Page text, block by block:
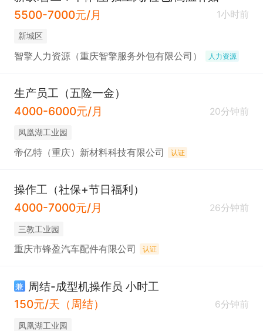
5500-7000元/月
1小时前
新城区
智擎人力资源（重庆智擎服务外包有限公司） 人力资源
生产员工（五险一金）
4000-6000元/月
20分钟前
凤凰湖工业园
帝亿特（重庆）新材料科技有限公司 认证
操作工（社保+节日福利）
4000-7000元/月
26分钟前
三教工业园
重庆市锋盈汽车配件有限公司 认证
兼 周结-成型机操作员 小时工
150元/天（周结）
6分钟前
凤凰湖工业园